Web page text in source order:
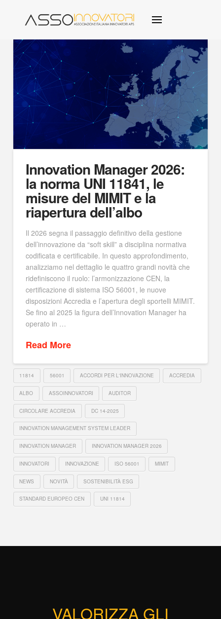
Innovation Manager 2026:
la norma UNI 11841, le
misure del MIMIT e la
riapertura dell’albo
Il 2026 segna il passaggio definitivo della gestione
dell’innovazione da “soft skill” a disciplina normativa
codificata e certificabile. In questo approfondimento,
analizziamo nel dettaglio le quattro grandi novità che
ridefiniscono il ruolo: l’armonizzazione CEN, la
certificazione di sistema ISO 56001, le nuove
disposizioni Accredia e l’apertura degli sportelli MIMIT.
Se fino al 2025 la figura dell’Innovation Manager ha
operato in …
Read More
11814 56001 ACCORDI PER L'INNOVAZIONE ACCREDIA
ALBO ASSOINNOVATORI AUDITOR
CIRCOLARE ACCREDIA DC 14-2025
INNOVATION MANAGEMENT SYSTEM LEADER
INNOVATION MANAGER INNOVATION MANAGER 2026
INNOVATORI INNOVAZIONE ISO 56001 MIMIT
NEWS NOVITÀ SOSTENIBILITÀ ESG
STANDARD EUROPEO CEN UNI 11814
VALORIZZA GLI